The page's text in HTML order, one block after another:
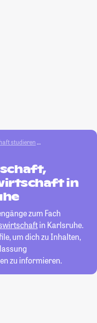
studieren
in
zum Fach
in Karlsruhe.
um dich zu Inhalten,
zu informieren.